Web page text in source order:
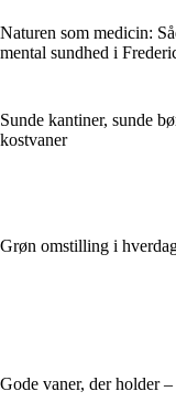
Naturen som medicin:
mental sundhed i
Sunde kantiner, sunde
kostvaner
Grøn omstilling i
Gode vaner, der holder